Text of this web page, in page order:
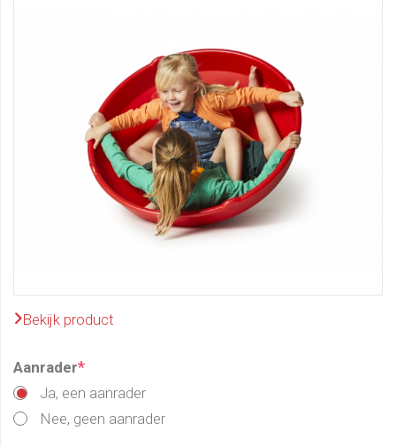
Bekijk product
Aanrader*
Ja, een aanrader
Nee, geen aanrader